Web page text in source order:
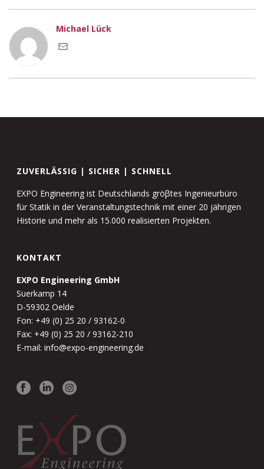
Michael Lück
ZUVERLÄSSIG | SICHER | SCHNELL
EXPO Engineering ist Deutschlands gröβtes Ingenieurbüro
für Statik in der Veranstaltungstechnik mit einer 20 jährigen
Historie und mehr als 15.000 realisierten Projekten.
KONTAKT
EXPO Engineering GmbH
Suerkamp 14
D-59302 Oelde
Fon: +49 (0) 25 20 / 93162-0
Fax: +49 (0) 25 20 / 93162-210
E-mail: info@expo-engineering.de